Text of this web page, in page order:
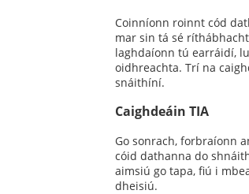
Coinníonn roinnt cód
mar sin tá sé
laghdaíonn tú earráidí,
oidhreachta. Trí na
snáithíní.
Caighdeáin TIA
Go sonrach, forbraíonn
cóid dathanna do
aimsiú go tapa, fiú i
dheisiú.